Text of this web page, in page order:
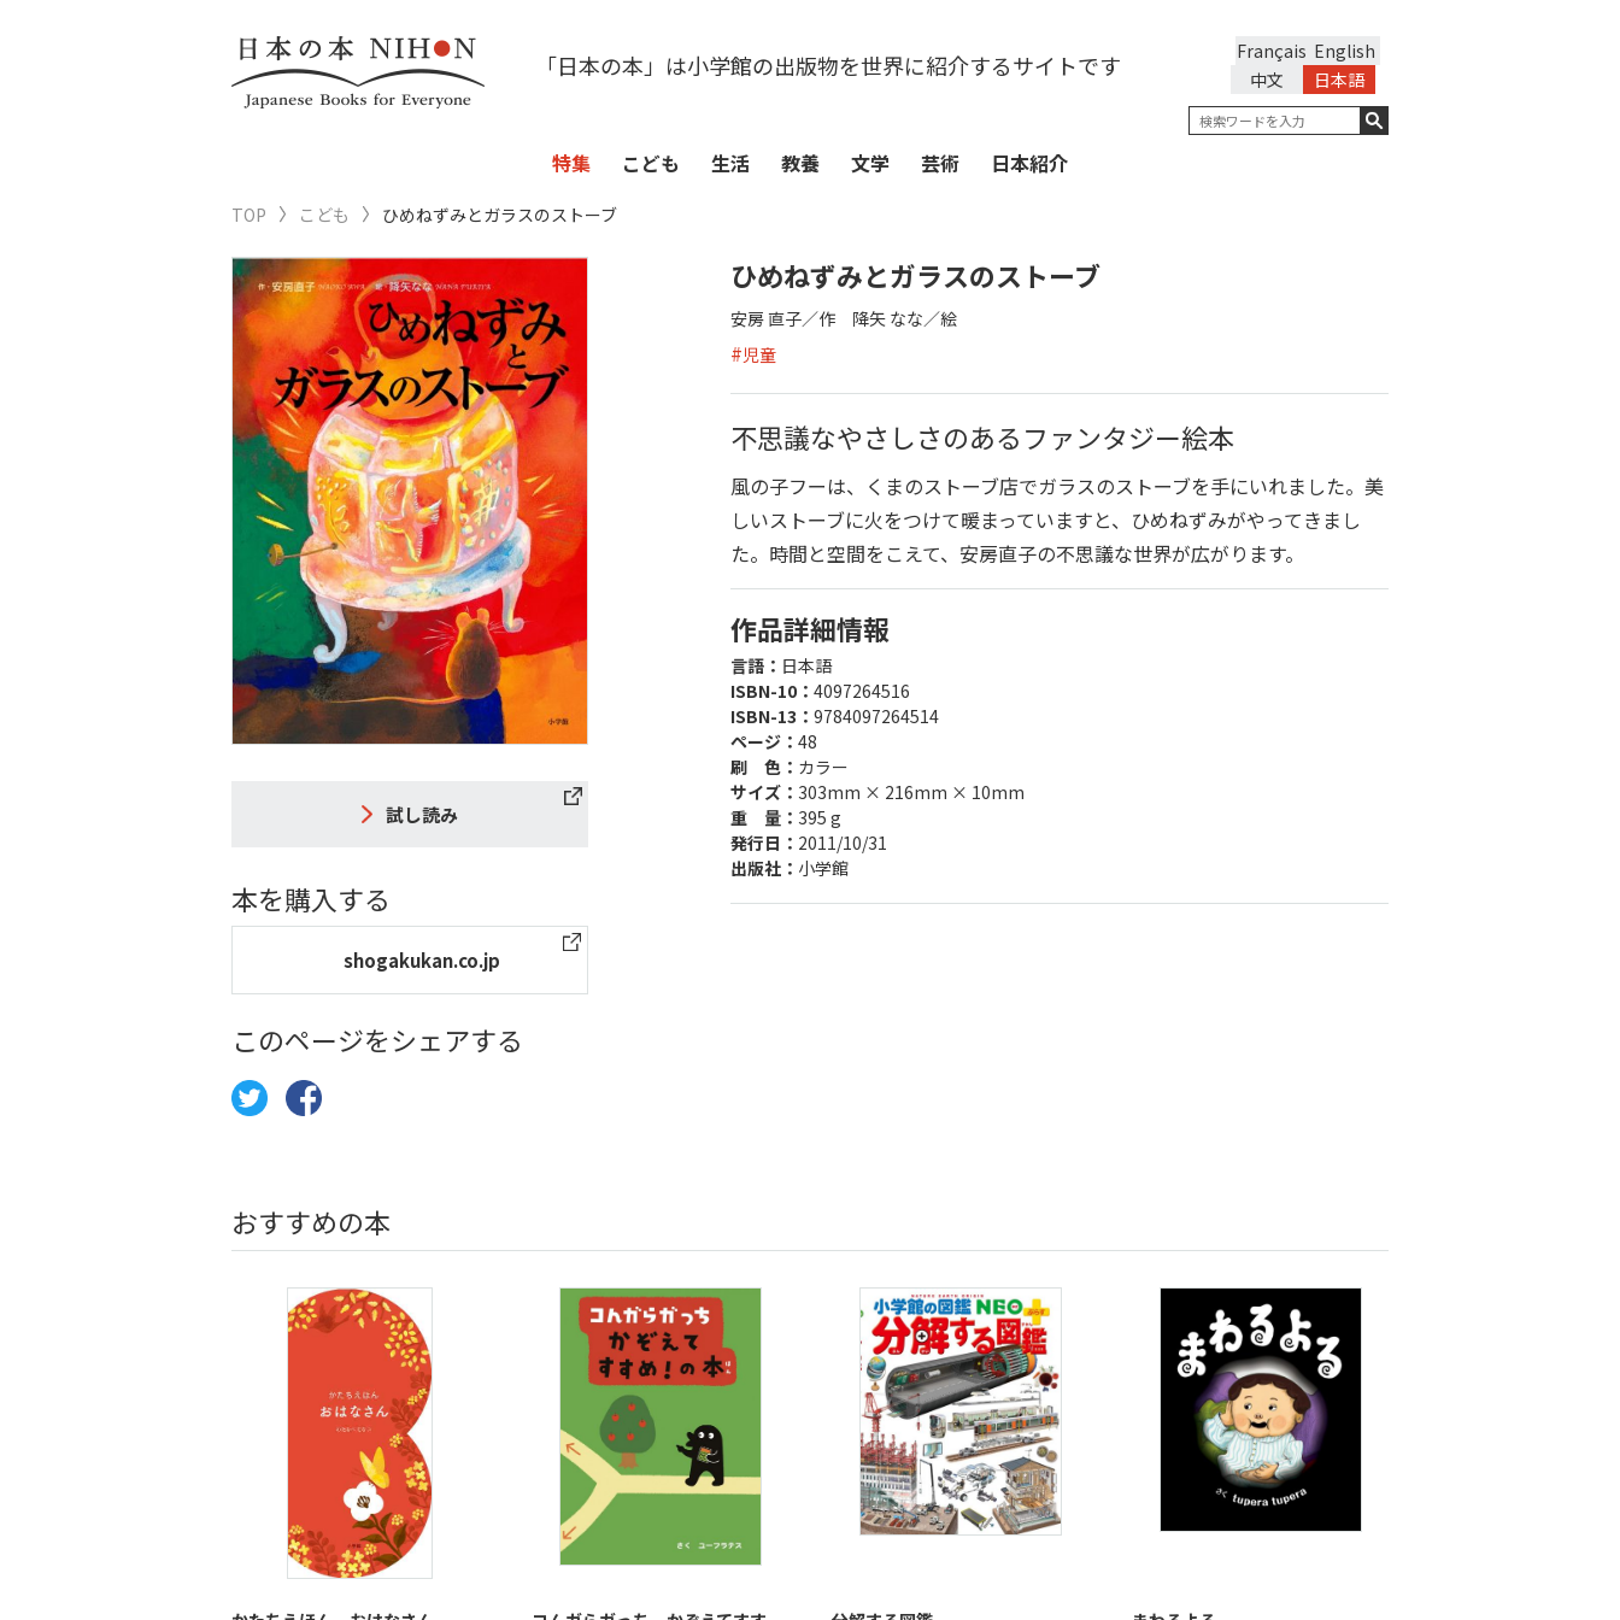
「日本の本」は小学館の出版物を世界に紹介するサイトです English
Français
日本語
中文
特集 こども 生活 教養 文学 芸術 日本紹介
TOP こども ひめねずみとガラスのストーブ
ひめねずみとガラスのストーブ
安房 直子／作 降矢 なな／絵
#児童
不思議なやさしさのあるファンタジー絵本
風の子フーは、くまのストーブ店でガラスのストーブを手にいれました。美
しいストーブに火をつけて暖まっていますと、ひめねずみがやってきまし
た。時間と空間をこえて、安房直子の不思議な世界が広がります。
作品詳細情報
言語： 日本語
ISBN-10： 4097264516
ISBN-13： 9784097264514
ページ： 48
刷 色： カラー
サイズ： 303mm × 216mm × 10mm
重 量： 395 g
発行日： 2011/10/31
出版社： 小学館
試し読み
本を購入する
shogakukan.co.jp
このページをシェアする
おすすめの本